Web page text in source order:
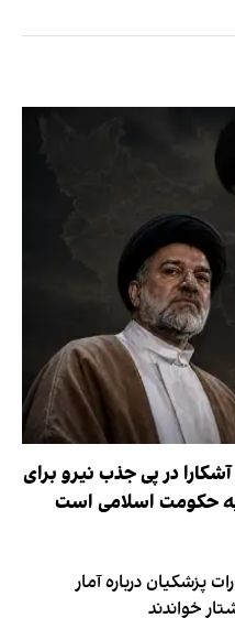
در پی جذب نیرو برای
حکومت اسلامی است
پزشکیان درباره آمار
خواندند